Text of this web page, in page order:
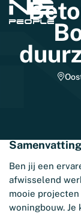
Samenvatting
Ben jij een
afwisselend
mooie
woningbouw.